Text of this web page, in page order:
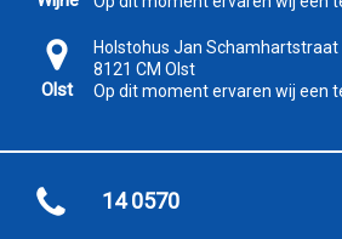
Olst
Holstohus Jan Schamhartstraat
8121 CM Olst
Op dit moment ervaren wij een
14 0570